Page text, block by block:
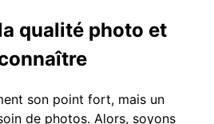
qualité photo et
son point fort, mais un
de photos. Alors, soyons